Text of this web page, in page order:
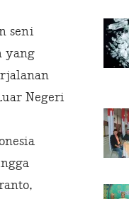
seni
yang
Negeri